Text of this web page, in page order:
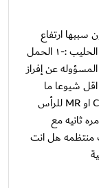
ارتفاع
هرمون الحليبما هي أسباب ارتفاع هرمون الحليب :-١ الحمل
في الغده المسؤوله عن إفراز
شيوعا ما
انصحك بهتحاليل دم عامهفحص سريريCT او MR للرأس
ثانيه مع
منتظمه هل انت